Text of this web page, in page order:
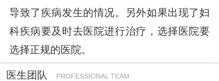
导致了疾病发生的情况。另外如果出现了妇
科疾病要及时去医院进行治疗，选择医院要
选择正规的医院。
医生团队 PROFESSIONAL TEAM